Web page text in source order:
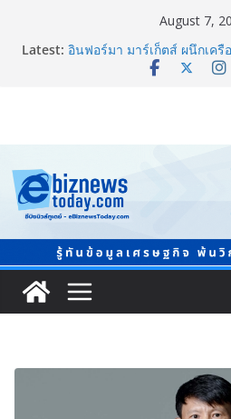
August 7,
Latest: อินฟอร์มา มาร์เก็ตส์ ผนึกเครื
จัด Food & Hospitality
8.8 “ซูเลียน” รวมพลังนักธุ
แห่งปี พบ CEO “ดร.ปิยะวัฒ
พร้อมฟรีคอนเสิร์ต “โชค รถแห่
สตาร์ทวันนี้ Franchise Expo
ทัพธุรกิจ&แฟรนไชส์ ซัพพลา
Thailand LAB
Bio+HealthTech
INTERNATIONAL เปิดเวที
วิทยาศาสตร์และสุขภาพ